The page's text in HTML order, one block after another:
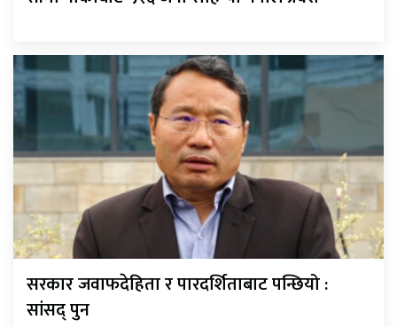
सरकार जवाफदेहिता र पारदर्शिताबाट पन्छियो :
सांसद् पुन